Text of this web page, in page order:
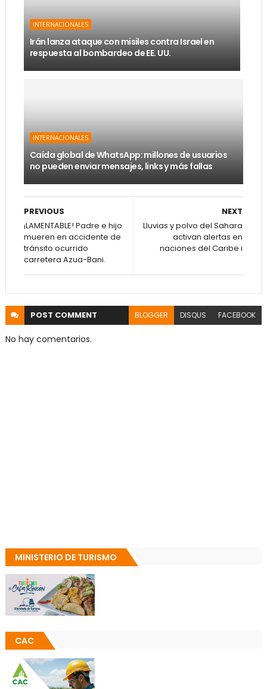
INTERNACIONALES
Irán lanza ataque con misiles contra Israel en
respuesta al bombardeo de EE. UU.
INTERNACIONALES
Caída global de WhatsApp: millones de usuarios
no pueden enviar mensajes, links y más fallas
NEXT
Lluvias y polvo del Sahara
activan alertas en
naciones del Caribe i
PREVIOUS
¡LAMENTABLE! Padre e hijo
mueren en accidente de
tránsito ocurrido
carretera Azua-Bani.
POST COMMENT BLOGGER DISQUS FACEBOOK
No hay comentarios.
MINISTERIO DE TURISMO
CAC